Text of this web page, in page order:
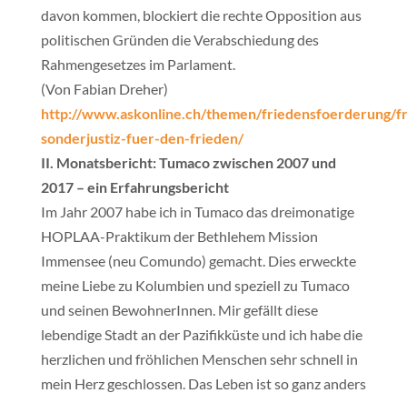
davon kommen, blockiert die rechte Opposition aus
politischen Gründen die Verabschiedung des
Rahmengesetzes im Parlament.
(Von Fabian Dreher)
http://www.askonline.ch/themen/friedensfoerderung/
sonderjustiz-fuer-den-frieden/
II. Monatsbericht: Tumaco zwischen 2007 und
2017 – ein Erfahrungsbericht
Im Jahr 2007 habe ich in Tumaco das dreimonatige
HOPLAA-Praktikum der Bethlehem Mission
Immensee (neu Comundo) gemacht. Dies erweckte
meine Liebe zu Kolumbien und speziell zu Tumaco
und seinen BewohnerInnen. Mir gefällt diese
lebendige Stadt an der Pazifikküste und ich habe die
herzlichen und fröhlichen Menschen sehr schnell in
mein Herz geschlossen. Das Leben ist so ganz anders